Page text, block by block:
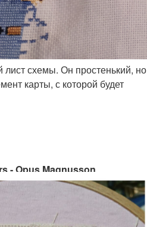
схемы. Он простенький, но
карты, с которой будет
- Opus Magnusson